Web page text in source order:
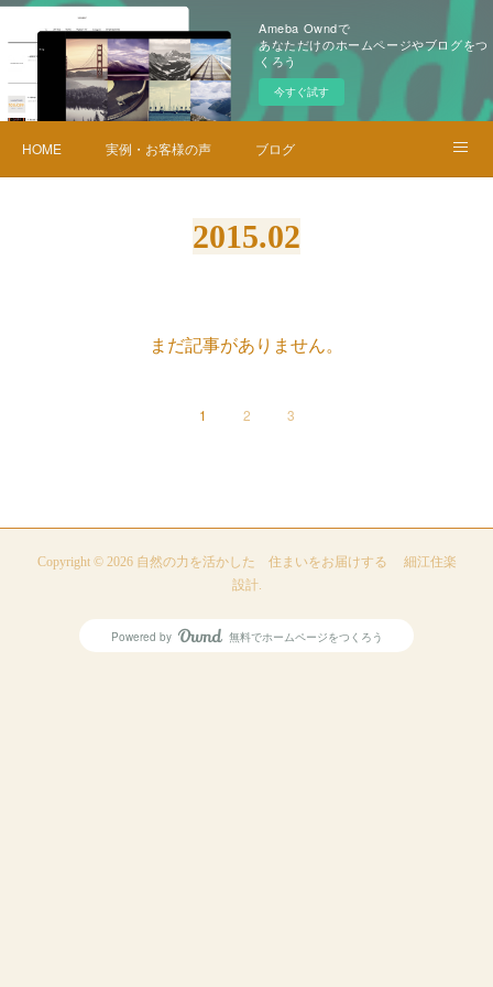
Ameba Owndで
あなただけのホームページやブログをつ
くろう
今すぐ試す
HOME 実例・お客様の声 ブログ
2015.02
まだ記事がありません。
1 2 3
Copyright © 2026 自然の力を活かした 住まいをお届けする 細江住楽
設計.
Powered by AmebaOwnd
無料でホームページをつくろう